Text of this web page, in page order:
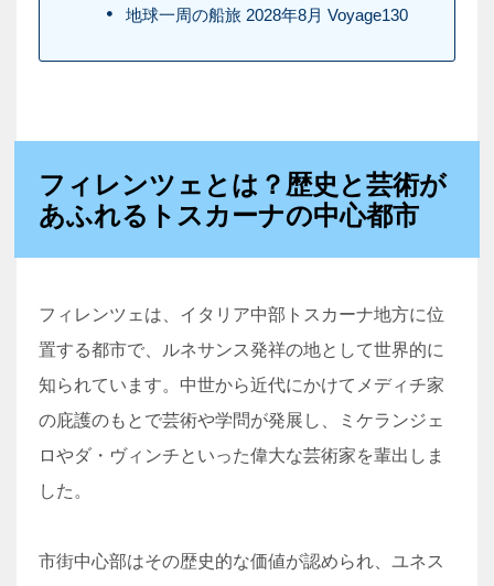
地球一周の船旅 2028年8月 Voyage130
フィレンツェとは？歴史と芸術が
あふれるトスカーナの中心都市
フィレンツェは、イタリア中部トスカーナ地方に位
置する都市で、ルネサンス発祥の地として世界的に
知られています。中世から近代にかけてメディチ家
の庇護のもとで芸術や学問が発展し、ミケランジェ
ロやダ・ヴィンチといった偉大な芸術家を輩出しま
した。
市街中心部はその歴史的な価値が認められ、ユネス